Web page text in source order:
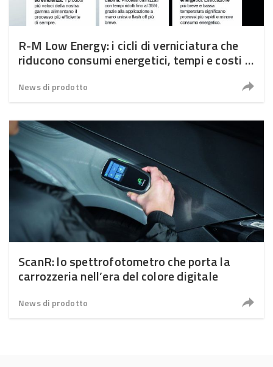
R-M Low Energy: i cicli di verniciatura che
riducono consumi energetici, tempi e costi in
News di prodotto
ScanR: lo spettrofotometro che porta la
carrozzeria nell’era del colore digitale
News di prodotto